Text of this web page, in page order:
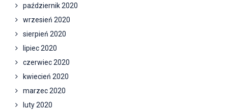
październik 2020
wrzesień 2020
sierpień 2020
lipiec 2020
czerwiec 2020
kwiecień 2020
marzec 2020
luty 2020